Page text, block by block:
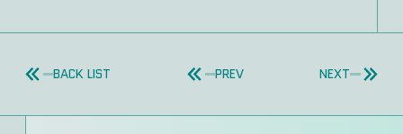
BACK LIST PREV NEXT